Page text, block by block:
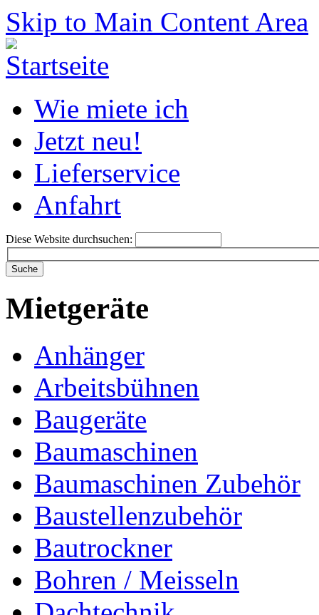
Skip to Main Content Area
Wie miete ich
Jetzt neu!
Lieferservice
Anfahrt
Diese Website durchsuchen:
Mietgeräte
Anhänger
Arbeitsbühnen
Baugeräte
Baumaschinen
Baumaschinen Zubehör
Baustellenzubehör
Bautrockner
Bohren / Meisseln